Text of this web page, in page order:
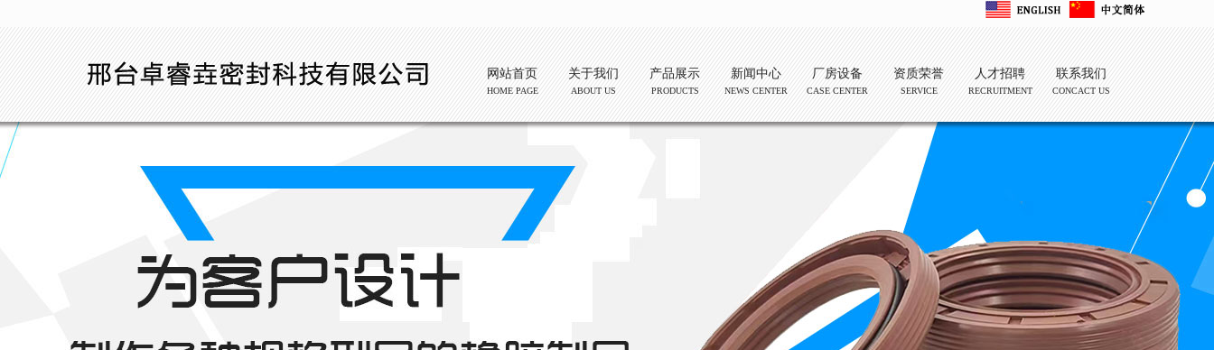
网站首页
HOME PAGE
关于我们
ABOUT US
产品展示
PRODUCTS
新闻中心
NEWS CENTER
厂房设备
CASE CENTER
资质荣誉
SERVICE
人才招聘
RECRUITMENT
联系我们
CONCACT US